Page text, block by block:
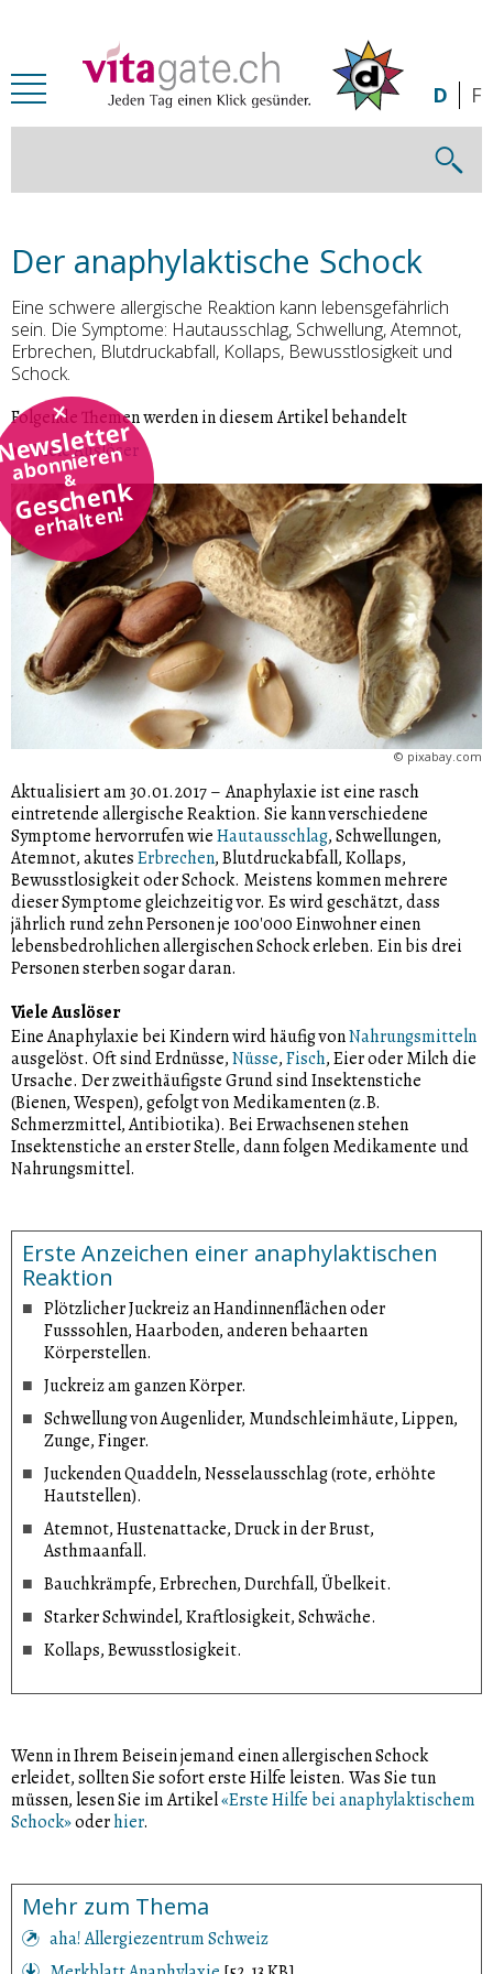
abonnieren
&
Geschenk
erhalten!
D F
Der anaphylaktische Schock
Eine schwere allergische Reaktion kann lebensgefährlich
sein. Die Symptome: Hautausschlag, Schwellung, Atemnot,
Erbrechen, Blutdruckabfall, Kollaps, Bewusstlosigkeit und
Schock.
Folgende Themen werden in diesem Artikel behandelt
Viele Auslöser
© pixabay.com
Aktualisiert am 30.01.2017– Anaphylaxie ist eine rasch
eintretende allergische Reaktion. Sie kann verschiedene
Symptome hervorrufen wieHautausschlag, Schwellungen,
Atemnot, akutesErbrechen, Blutdruckabfall, Kollaps,
Bewusstlosigkeit oder Schock. Meistens kommen mehrere
dieser Symptome gleichzeitig vor. Es wird geschätzt, dass
jährlich rund zehn Personen je 100'000 Einwohner einen
lebensbedrohlichen allergischen Schock erleben. Ein bis drei
Personen sterben sogar daran.
Viele Auslöser
Eine Anaphylaxie bei Kindern wird häufig vonNahrungsmitteln
ausgelöst. Oft sind Erdnüsse,Nüsse,Fisch, Eier oder Milch die
Ursache. Der zweithäufigste Grund sind Insektenstiche
(Bienen, Wespen), gefolgt von Medikamenten (z.B.
Schmerzmittel, Antibiotika). Bei Erwachsenen stehen
Insektenstiche an erster Stelle, dann folgen Medikamente und
Nahrungsmittel.
Erste Anzeichen einer anaphylaktischen
Reaktion
Plötzlicher Juckreiz an Handinnenflächen oder
Fusssohlen, Haarboden, anderen behaarten
Körperstellen.
Juckreiz am ganzen Körper.
Schwellung von Augenlider, Mundschleimhäute, Lippen,
Zunge, Finger.
Juckenden Quaddeln, Nesselausschlag (rote, erhöhte
Hautstellen).
Atemnot, Hustenattacke, Druck in der Brust,
Asthmaanfall.
Bauchkrämpfe, Erbrechen, Durchfall, Übelkeit.
Starker Schwindel, Kraftlosigkeit, Schwäche.
Kollaps, Bewusstlosigkeit.
Wenn in Ihrem Beisein jemand einen allergischen Schock
erleidet, sollten Sie sofort erste Hilfe leisten. Was Sie tun
müssen, lesen Sie im Artikel«Erste Hilfe bei anaphylaktischem
Schock»oderhier.
Mehr zum Thema
aha! Allergiezentrum Schweiz